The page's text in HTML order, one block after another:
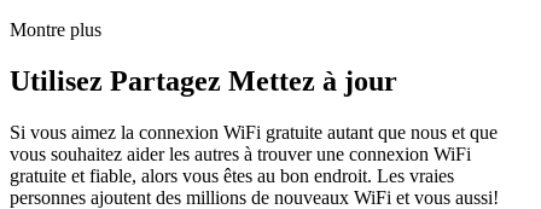
Montre plus
Utilisez Partagez Mettez à jour
Si vous aimez la connexion WiFi gratuite autant que nous et que
vous souhaitez aider les autres à trouver une connexion WiFi
gratuite et fiable, alors vous êtes au bon endroit. Les vraies
personnes ajoutent des millions de nouveaux WiFi et vous aussi!